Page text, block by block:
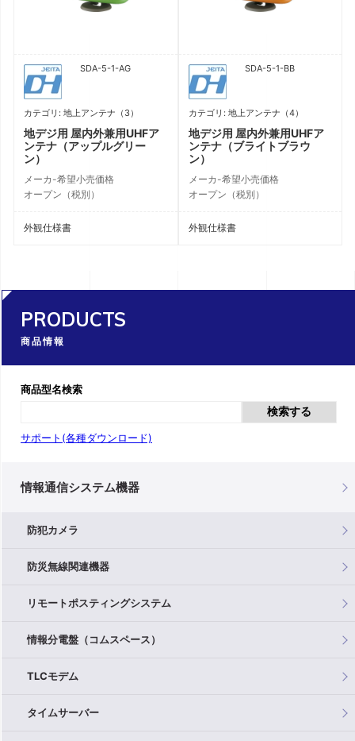
PRODUCTS
商品情報
商品型名検索
検索する
サポート(各種ダウンロード)
情報通信システム機器
防犯カメラ
防災無線関連機器
リモートポスティングシステム
情報分電盤（コムスペース）
TLCモデム
タイムサーバー
SDA-5-1-AG
カテゴリ: 地上アンテナ（3）
地デジ用 屋内外兼用UHFア
ンテナ（アップルグリー
ン）
メーカ-希望小売価格
オープン（税別）
外観仕様書
SDA-5-1-BB
カテゴリ: 地上アンテナ（4）
地デジ用 屋内外兼用UHFア
ンテナ（ブライトブラウ
ン）
メーカ-希望小売価格
オープン（税別）
外観仕様書